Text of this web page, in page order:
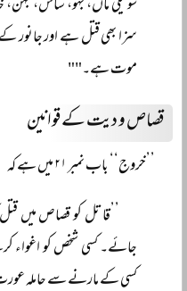
سزا بھی قتل ہے اور جانور
موت ہے۔""
قصاص و دیت کے قوانین
’’خروج‘‘ باب نمبر ۲۱ میں ہے کہ
’’قاتل کو قصاص میں
جائے۔ کسی شخص کو اغواء
کسی کے مارنے سے حاملہ